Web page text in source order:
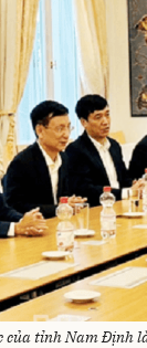
của tỉnh Nam Định